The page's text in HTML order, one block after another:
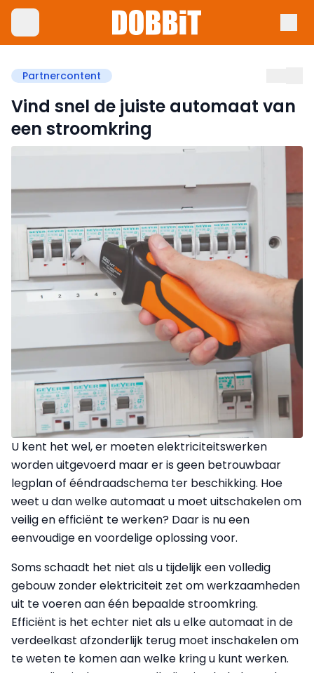
Partnercontent
Vind snel de juiste automaat van
een stroomkring
U kent het wel, er moeten elektriciteitswerken
worden uitgevoerd maar er is geen betrouwbaar
legplan of ééndraadschema ter beschikking. Hoe
weet u dan welke automaat u moet uitschakelen om
veilig en efficiënt te werken? Daar is nu een
eenvoudige en voordelige oplossing voor.
Soms schaadt het niet als u tijdelijk een volledig
gebouw zonder elektriciteit zet om werkzaamheden
uit te voeren aan één bepaalde stroomkring.
Efficiënt is het echter niet als u elke automaat in de
verdeelkast afzonderlijk terug moet inschakelen om
te weten te komen aan welke kring u kunt werken.